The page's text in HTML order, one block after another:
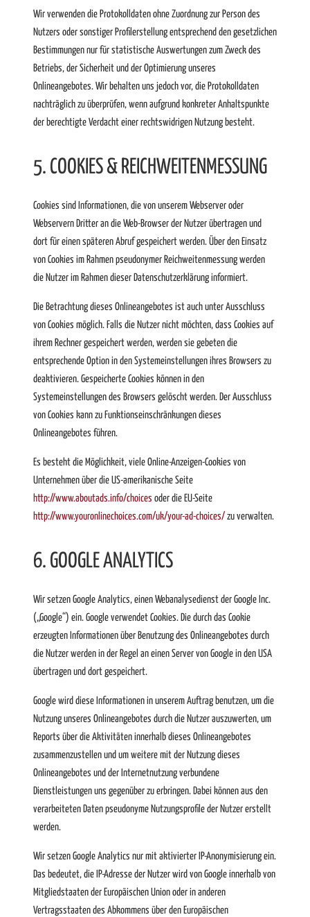
Wir verwenden die Protokolldaten ohne Zuordnung zur Person des
Nutzers oder sonstiger Profilerstellung entsprechend den gesetzlichen
Bestimmungen nur für statistische Auswertungen zum Zweck des
Betriebs, der Sicherheit und der Optimierung unseres
Onlineangebotes. Wir behalten uns jedoch vor, die Protokolldaten
nachträglich zu überprüfen, wenn aufgrund konkreter Anhaltspunkte
der berechtigte Verdacht einer rechtswidrigen Nutzung besteht.
5. COOKIES & REICHWEITENMESSUNG
Cookies sind Informationen, die von unserem Webserver oder
Webservern Dritter an die Web-Browser der Nutzer übertragen und
dort für einen späteren Abruf gespeichert werden. Über den Einsatz
von Cookies im Rahmen pseudonymer Reichweitenmessung werden
die Nutzer im Rahmen dieser Datenschutzerklärung informiert.
Die Betrachtung dieses Onlineangebotes ist auch unter Ausschluss
von Cookies möglich. Falls die Nutzer nicht möchten, dass Cookies auf
ihrem Rechner gespeichert werden, werden sie gebeten die
entsprechende Option in den Systemeinstellungen ihres Browsers zu
deaktivieren. Gespeicherte Cookies können in den
Systemeinstellungen des Browsers gelöscht werden. Der Ausschluss
von Cookies kann zu Funktionseinschränkungen dieses
Onlineangebotes führen.
Es besteht die Möglichkeit, viele Online-Anzeigen-Cookies von
Unternehmen über die US-amerikanische Seite
http://www.aboutads.info/choices oder die EU-Seite
http://www.youronlinechoices.com/uk/your-ad-choices/ zu verwalten.
6. GOOGLE ANALYTICS
Wir setzen Google Analytics, einen Webanalysedienst der Google Inc.
(„Google“) ein. Google verwendet Cookies. Die durch das Cookie
erzeugten Informationen über Benutzung des Onlineangebotes durch
die Nutzer werden in der Regel an einen Server von Google in den USA
übertragen und dort gespeichert.
Google wird diese Informationen in unserem Auftrag benutzen, um die
Nutzung unseres Onlineangebotes durch die Nutzer auszuwerten, um
Reports über die Aktivitäten innerhalb dieses Onlineangebotes
zusammenzustellen und um weitere mit der Nutzung dieses
Onlineangebotes und der Internetnutzung verbundene
Dienstleistungen uns gegenüber zu erbringen. Dabei können aus den
verarbeiteten Daten pseudonyme Nutzungsprofile der Nutzer erstellt
werden.
Wir setzen Google Analytics nur mit aktivierter IP-Anonymisierung ein.
Das bedeutet, die IP-Adresse der Nutzer wird von Google innerhalb von
Mitgliedstaaten der Europäischen Union oder in anderen
Vertragsstaaten des Abkommens über den Europäischen